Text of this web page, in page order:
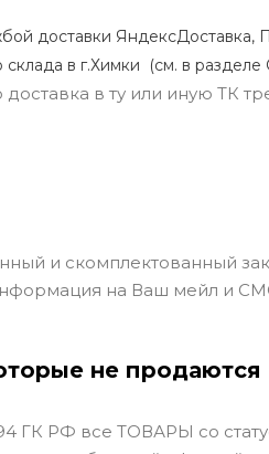
доставки
склада в г.Химки (см. в разделе
доставка в ту или иную ТК
и скомплектованный
на Ваш мейл и
не продаются
ГК РФ все ТОВАРЫ со